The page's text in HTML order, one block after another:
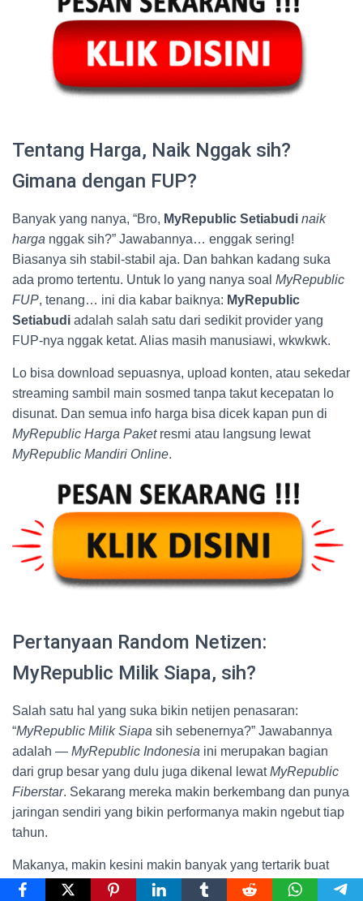
Tentang Harga, Naik Nggak sih?
Gimana dengan FUP?
Banyak yang nanya, “Bro, MyRepublic Setiabudi naik
harga nggak sih?” Jawabannya… enggak sering!
Biasanya sih stabil-stabil aja. Dan bahkan kadang suka
ada promo tertentu. Untuk lo yang nanya soal MyRepublic
FUP, tenang… ini dia kabar baiknya: MyRepublic
Setiabudi adalah salah satu dari sedikit provider yang
FUP-nya nggak ketat. Alias masih manusiawi, wkwkwk.
Lo bisa download sepuasnya, upload konten, atau sekedar
streaming sambil main sosmed tanpa takut kecepatan lo
disunat. Dan semua info harga bisa dicek kapan pun di
MyRepublic Harga Paketresmi atau langsung lewat
MyRepublic Mandiri Online.
Pertanyaan Random Netizen:
MyRepublic Milik Siapa, sih?
Salah satu hal yang suka bikin netijen penasaran:
“MyRepublic Milik Siapa sih sebenernya?” Jawabannya
adalah — MyRepublic Indonesia ini merupakan bagian
dari grup besar yang dulu juga dikenal lewatMyRepublic
Fiberstar. Sekarang mereka makin berkembang dan punya
jaringan sendiri yang bikin performanya makin ngebut tiap
tahun.
Makanya, makin kesini makin banyak yang tertarik buat
MyRepublic Langganan
. Dari yang awalnya cuma coba-